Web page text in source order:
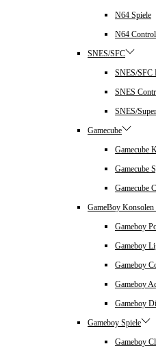
N64 Spiele
N64
SNES/SFC
SNES/SFC
SNES
SNES/
Gamecube
Gamecube
Gamecube
Gamecube
GameBoy
Gameboy
Gameboy
Gameboy
Gameboy
Gameboy
Gameboy Spiele
Gameboy